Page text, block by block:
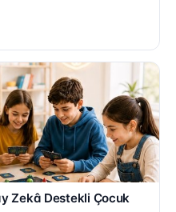
Zekâ Destekli Çocuk